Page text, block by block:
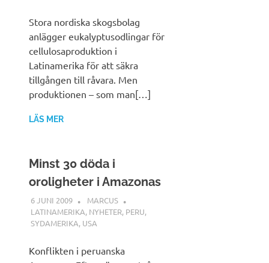
Stora nordiska skogsbolag
anlägger eukalyptusodlingar för
cellulosaproduktion i
Latinamerika för att säkra
tillgången till råvara. Men
produktionen – som man[…]
LÄS MER
Minst 30 döda i
oroligheter i Amazonas
6 JUNI 2009
MARCUS
LATINAMERIKA, NYHETER, PERU,
SYDAMERIKA, USA
Konflikten i peruanska